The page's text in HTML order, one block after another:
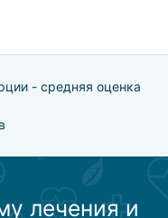
- средняя оценка
лечения и